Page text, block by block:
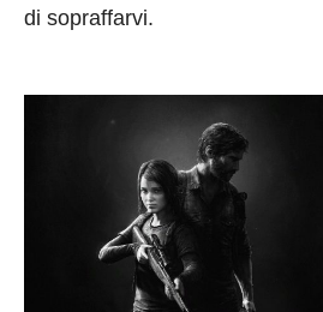
di sopraffarvi.